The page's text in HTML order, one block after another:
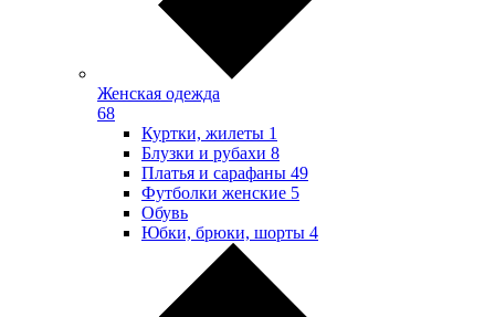
Женская одежда
68
Куртки, жилеты 1
Блузки и рубахи 8
Платья и сарафаны 49
Футболки женские 5
Обувь
Юбки, брюки, шорты 4